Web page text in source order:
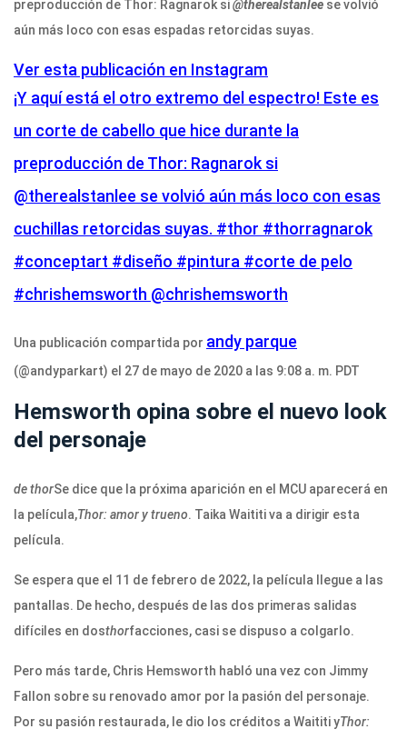
preproducción de Thor: Ragnarok si@therealstanlee se volvió
aún más loco con esas espadas retorcidas suyas.
Ver esta publicación en Instagram
¡Y aquí está el otro extremo del espectro! Este es
un corte de cabello que hice durante la
preproducción de Thor: Ragnarok si
@therealstanlee se volvió aún más loco con esas
cuchillas retorcidas suyas. #thor #thorragnarok
#conceptart #diseño #pintura #corte de pelo
#chrishemsworth @chrishemsworth
Una publicación compartida por andy parque
(@andyparkart) el 27 de mayo de 2020 a las 9:08 a. m. PDT
Hemsworth opina sobre el nuevo look
del personaje
de thorSe dice que la próxima aparición en el MCU aparecerá en
la película,Thor: amor y trueno. Taika Waititi va a dirigir esta
película.
Se espera que el 11 de febrero de 2022, la película llegue a las
pantallas. De hecho, después de las dos primeras salidas
difíciles en dosthorfacciones, casi se dispuso a colgarlo.
Pero más tarde, Chris Hemsworth habló una vez con Jimmy
Fallon sobre su renovado amor por la pasión del personaje.
Por su pasión restaurada, le dio los créditos a Waititi yThor: